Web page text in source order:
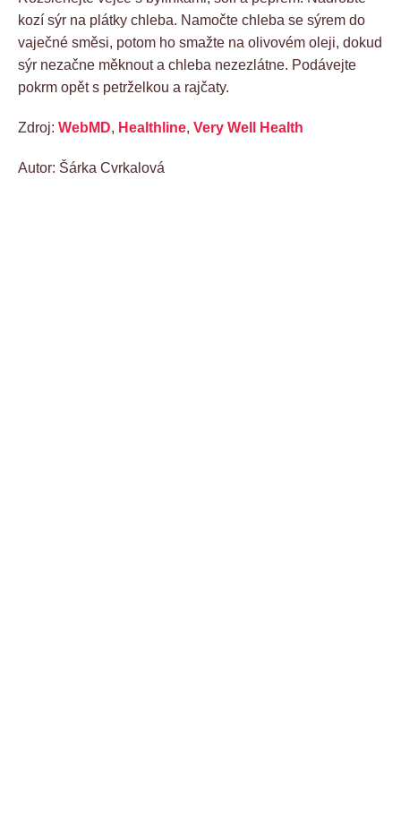
kozí sýr na plátky chleba. Namočte chleba se sýrem do
vaječné směsi, potom ho smažte na olivovém oleji, dokud
sýr nezačne měknout a chleba nezezlátne. Podávejte
pokrm opět s petrželkou a rajčaty.
Zdroj: WebMD, Healthline, Very Well Health
Autor: Šárka Cvrkalová